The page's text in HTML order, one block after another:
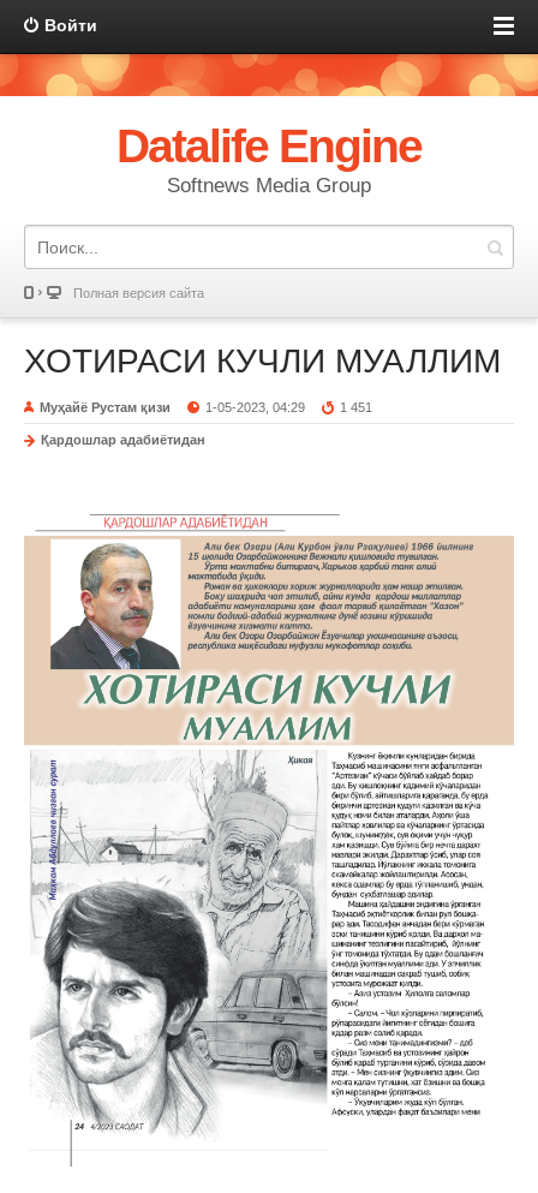
Войти
Datalife Engine
Softnews Media Group
Полная версия сайта
ХОТИРАСИ КУЧЛИ МУАЛЛИМ
Муҳайё Рустам қизи 1-05-2023, 04:29 1 451
Қардошлар адабиётидан